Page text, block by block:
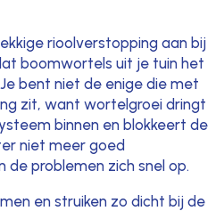
rioolverstopping aan bij
boomwortels uit je tuin het
bent niet de enige die met
zit, want wortelgroei dringt
binnen en blokkeert de
niet meer goed
problemen zich snel op.
en struiken zo dicht bij de